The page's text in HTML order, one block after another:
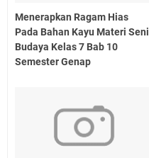
Menerapkan Ragam Hias
Pada Bahan Kayu Materi Seni
Budaya Kelas 7 Bab 10
Semester Genap